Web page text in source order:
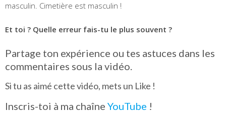
masculin. Cimetière est masculin !
Et toi ? Quelle erreur fais-tu le plus souvent ?
Partage ton expérience ou tes astuces dans les
commentaires sous la vidéo.
Si tu as aimé cette vidéo, mets un Like !
Inscris-toi à ma chaîne YouTube !